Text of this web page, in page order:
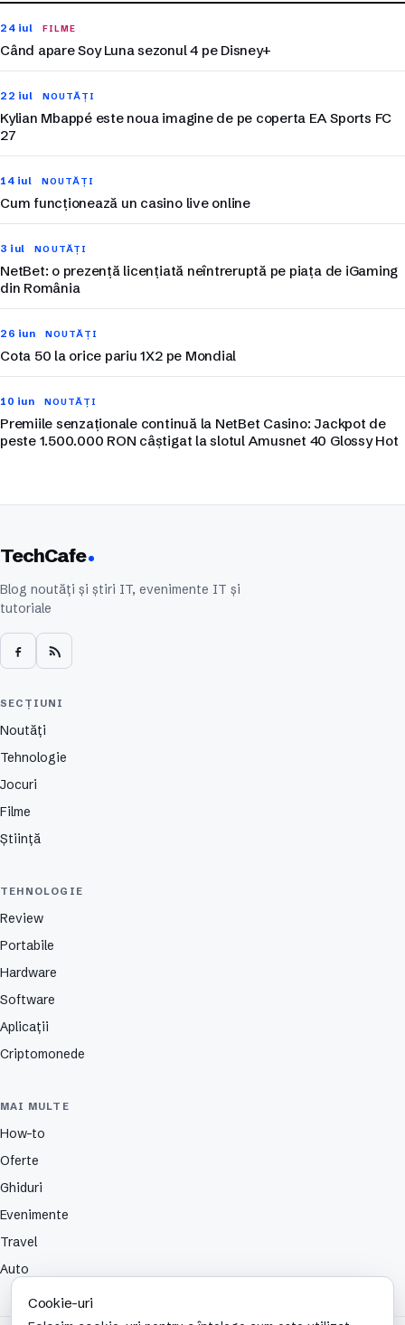
24 iul FILME
Când apare Soy Luna sezonul 4 pe Disney+
22 iul NOUTĂȚI
Kylian Mbappé este noua imagine de pe coperta EA Sports FC
27
14 iul NOUTĂȚI
Cum funcționează un casino live online
3 iul NOUTĂȚI
NetBet: o prezență licențiată neîntreruptă pe piața de iGaming
din România
26 iun NOUTĂȚI
Cota 50 la orice pariu 1X2 pe Mondial
10 iun NOUTĂȚI
Premiile senzaționale continuă la NetBet Casino: Jackpot de
peste 1.500.000 RON câștigat la slotul Amusnet 40 Glossy Hot
TechCafe
Blog noutăți și știri IT, evenimente IT și
tutoriale
SECȚIUNI
Noutăți
Tehnologie
Jocuri
Filme
Știință
TEHNOLOGIE
Review
Portabile
Hardware
Software
Aplicații
Criptomonede
MAI MULTE
How-to
Oferte
Ghiduri
Evenimente
Travel
Auto
Cookie-uri